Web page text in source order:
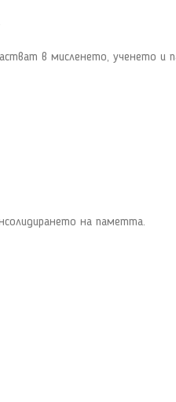
в мисленето, ученето и
на паметта.